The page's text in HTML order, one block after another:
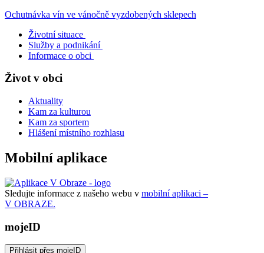
Ochutnávka vín ve vánočně vyzdobených sklepech
Životní situace
Služby a podnikání
Informace o obci
Život v obci
Aktuality
Kam za kulturou
Kam za sportem
Hlášení místního rozhlasu
Mobilní aplikace
Sledujte informace z našeho webu v mobilní aplikaci –
V OBRAZE.
mojeID